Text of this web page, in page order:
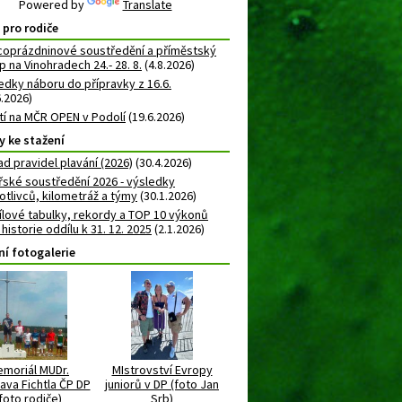
Powered by
Translate
pro rodiče
soustředění a příměstský
na Vinohradech 24.- 28. 8. (4.8.2026)
náboru do přípravky z 16.6.
na MČR OPEN v Podolí(19.6.2026)
ke stažení
pravidel plavání (2026) (30.4.2026)
soustředění 2026 - výsledky
kilometráž a týmy(30.1.2026)
tabulky, rekordy a TOP 10 výkonů
oddílu k 31. 12. 2025 (2.1.2026)
fotogalerie
MUDr.
Fichtla ČP DP
rodiče)
MIstrovství Evropy
juniorů v DP (foto Jan
Srb)